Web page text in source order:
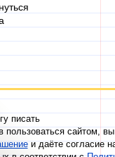
писать
пользоваться сайтом,
и даёте согласие